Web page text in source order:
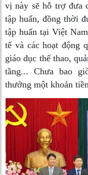
vị này sẽ hỗ trợ đưa
tập huấn, đồng thời
tập huấn tại Việt
tế và các hoạt động
giáo dục thể thao,
tầng... Chưa bao
thưởng một khoản